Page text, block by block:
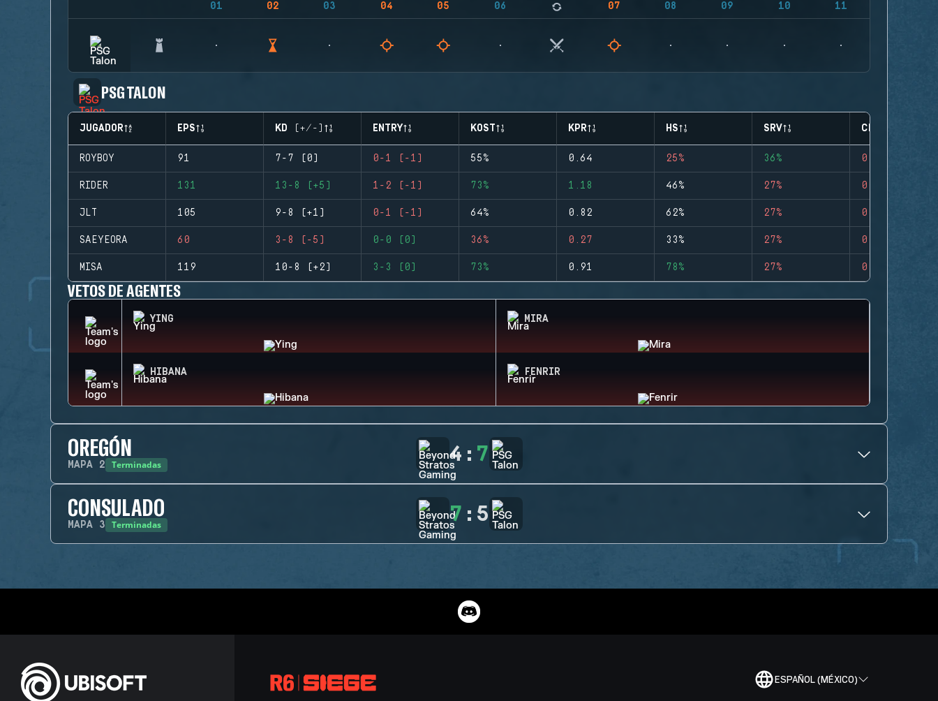
01 02 03 04 05 06 07 08 09 10 11
PSG TALON
JUGADOR EPS KD (+/-) ENTRY KOST KPR HS SRV CLUTCHES
ROYBOY 91 7-7 (0) 0-1 (-1) 55% 0.64 25% 36% 0
RIDER 131 13-8 (+5) 1-2 (-1) 73% 1.18 46% 27% 0
JLT 105 9-8 (+1) 0-1 (-1) 64% 0.82 62% 27% 0
SAEYEORA 60 3-8 (-5) 0-0 (0) 36% 0.27 33% 27% 0
MISA 119 10-8 (+2) 3-3 (0) 73% 0.91 78% 27% 0
VETOS DE AGENTES
YING MIRA
HIBANA FENRIR
OREGÓN
MAPA 2 Terminadas 4 : 7
CONSULADO
MAPA 3 Terminadas 7 : 5
ESPAÑOL (MÉXICO)